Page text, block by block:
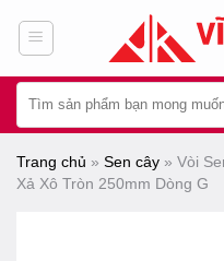
dung
kiếm:
Trang chủ » Sen cây » Vòi
Xả Xô Tròn 250mm Dòng G